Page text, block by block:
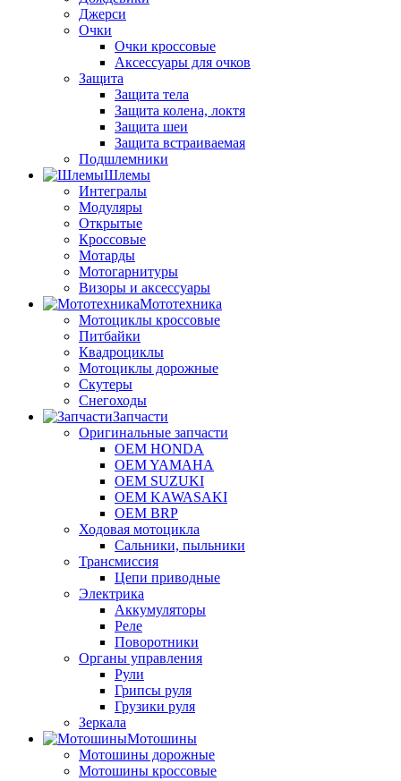
Джерси
Очки
Очки кроссовые
Аксессуары для очков
Защита
Защита тела
Защита колена, локтя
Защита шеи
Защита встраиваемая
Подшлемники
Шлемы
Интегралы
Модуляры
Открытые
Кроссовые
Мотарды
Мотогарнитуры
Визоры и аксессуары
Мототехника
Мотоциклы кроссовые
Питбайки
Квадроциклы
Мотоциклы дорожные
Скутеры
Снегоходы
Запчасти
Оригинальные запчасти
OEM HONDA
OEM YAMAHA
OEM SUZUKI
OEM KAWASAKI
OEM BRP
Ходовая мотоцикла
Сальники, пыльники
Трансмиссия
Цепи приводные
Электрика
Аккумуляторы
Реле
Поворотники
Органы управления
Рули
Грипсы руля
Грузики руля
Зеркала
Мотошины
Мотошины дорожные
Мотошины кроссовые